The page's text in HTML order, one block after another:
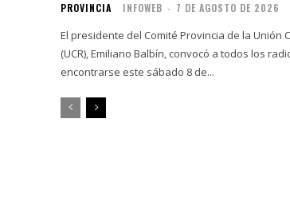
PROVINCIA INFOWEB - 7 DE AGOSTO DE 2026
El presidente del Comité Provincia de la Unión
(UCR), Emiliano Balbín, convocó a todos los
encontrarse este sábado 8 de...